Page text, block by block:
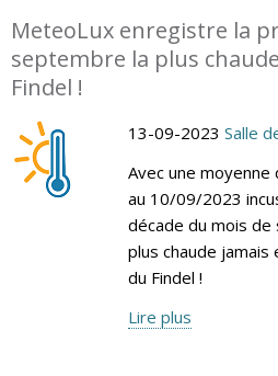
MeteoLux enregistre la
septembre la plus
Findel !
13-09-2023 Salle
Avec une
au 10/09/2023
décade du mois
plus chaude jamais
du Findel !
Lire plus